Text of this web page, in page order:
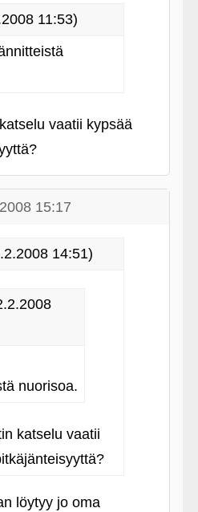
11:53)
vaatii kypsää
15:17
14:51)
nuorisoa.
katselu vaatii
löytyy jo oma